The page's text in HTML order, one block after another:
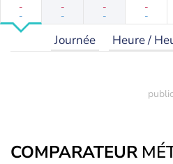
-
-
-
-
-
-
-
-
Journée Heure /
COMPARATEUR